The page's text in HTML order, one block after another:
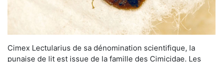
Cimex Lectularius de sa dénomination scientifique, la
punaise de lit est issue de la famille des Cimicidae. Les